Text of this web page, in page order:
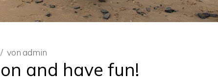
von admin
and have fun!